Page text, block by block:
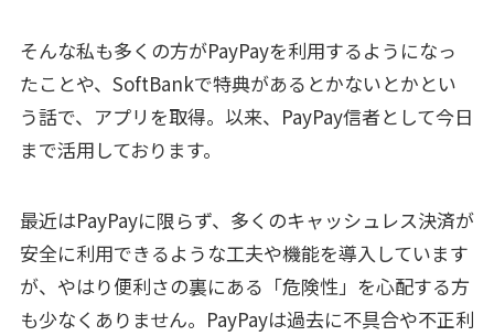
そんな私も多くの方がPayPayを利用するようになっ
たことや、SoftBankで特典があるとかないとかとい
う話で、アプリを取得。以来、PayPay信者として今日
まで活用しております。
最近はPayPayに限らず、多くのキャッシュレス決済が
安全に利用できるような工夫や機能を導入しています
が、やはり便利さの裏にある「危険性」を心配する方
も少なくありません。PayPayは過去に不具合や不正利